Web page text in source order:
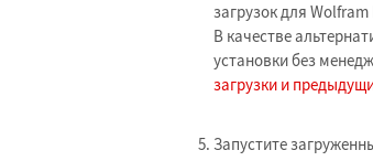
загрузок для
В качестве
установки без
загрузки и
Запустите